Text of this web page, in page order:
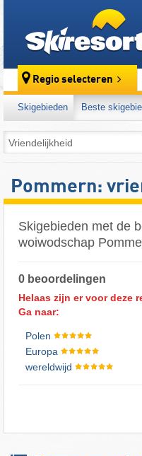
Regio selecteren
Skigebieden Beste
Pommern:
Skigebieden met de
woiwodschap
0 beoordelingen
Helaas zijn er voor deze
Ga naar:
Polen
Europa
wereldwijd